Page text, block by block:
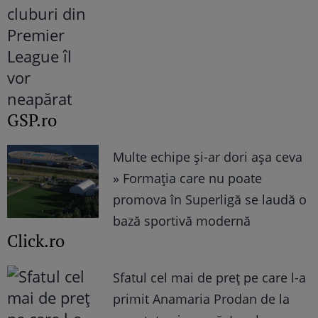
GSP.ro
Multe echipe și-ar dori așa ceva
» Formația care nu poate
promova în Superligă se laudă o
bază sportivă modernă
Click.ro
Sfatul cel mai de preț pe care l-a
primit Anamaria Prodan de la